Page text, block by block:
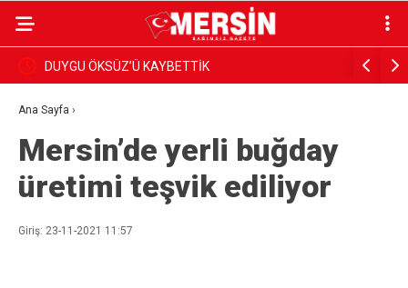
DUYGU ÖKSÜZ’Ü KAYBETTİK BAŞKAN
Ana Sayfa ›
Mersin’de yerli buğday
üretimi teşvik ediliyor
Giriş: 23-11-2021 11:57